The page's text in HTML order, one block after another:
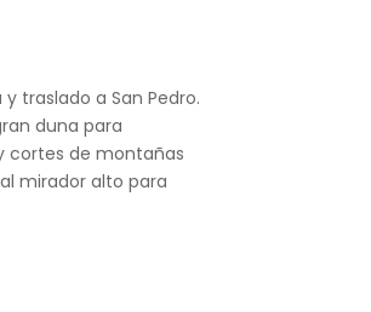
traslado a San Pedro.
duna para
cortes de montañas
mirador alto para